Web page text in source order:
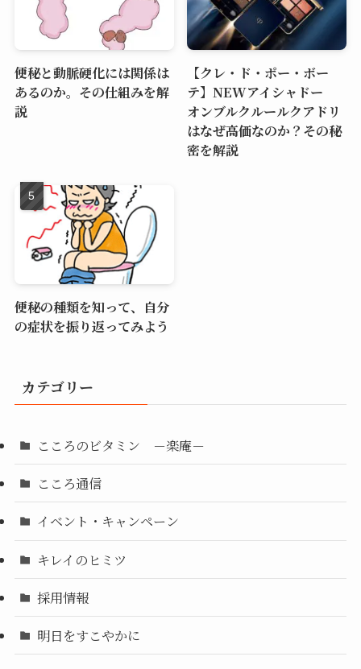
便秘と動脈硬化には関係は
あるのか。その仕組みを解
説
【クレ・ド・ポー・ボー
テ】NEWアイシャドー
オンブルクルールクアドリ
はなぜ高価なのか？その秘
密を解説
便秘の種類を知って、自分
の症状を振り返ってみよう
カテゴリー
こころのビタミン －楽庵－
こころ通信
イベント・キャンペーン
キレイのヒミツ
採用情報
明日をすこやかに